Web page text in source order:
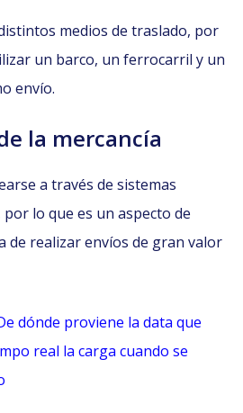
medios de traslado, por
un barco, un ferrocarril y un
envío.
la mercancía
a través de sistemas
lo que es un aspecto de
de realizar envíos de gran valor
dónde proviene la data que
real la carga cuando se